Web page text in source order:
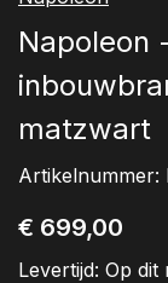
Napoleon
matzwart
Artikelnummer:
€ 699,00
Levertijd: Op dit